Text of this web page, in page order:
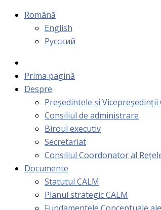
Română
English
Русский
Prima pagină
Despre
Președintele și Vicepreședinții
Consiliul de administrare
Biroul executiv
Secretariat
Consiliul Coordonator al
Documente
Statutul CALM
Planul strategic CALM